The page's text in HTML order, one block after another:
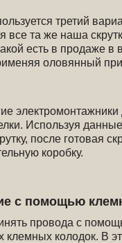
третий
все та же наша
есть в продаже
оловянный
Используя
после готовая
коробку.
с помощью
провода с
клемных колодок. В